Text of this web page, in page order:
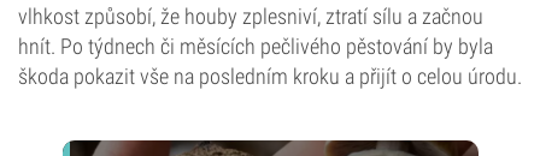
vlhkost způsobí, že houby zplesniví, ztratí sílu a začnou
hnít. Po týdnech či měsících pečlivého pěstování by byla
škoda pokazit vše na posledním kroku a přijít o celou úrodu.